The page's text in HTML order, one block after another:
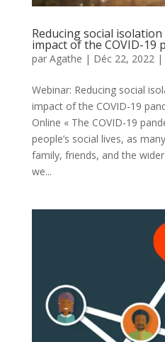
Reducing social
impact of the COVID-19
par Agathe | Déc 22, 2022|
Webinar: Reducing social
impact of the COVID-19
Online « The COVID-19
people’s social lives, as
family, friends, and the
we...